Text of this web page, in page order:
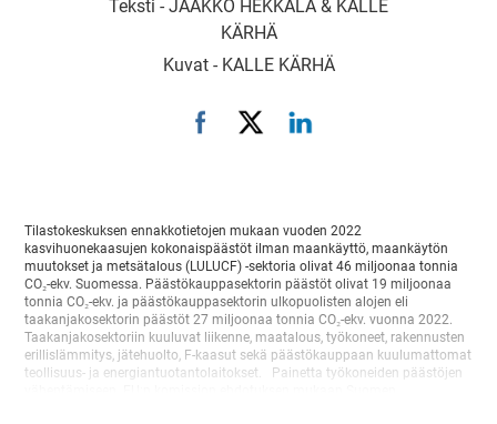
Teksti - JAAKKO HEKKALA & KALLE
KÄRHÄ
Kuvat - KALLE KÄRHÄ
Tilastokeskuksen ennakkotietojen mukaan vuoden 2022
kasvihuonekaasujen kokonaispäästöt ilman maankäyttö, maankäytön
muutokset ja metsätalous (LULUCF) -sektoria olivat 46 miljoonaa tonnia
CO₂-ekv. Suomessa. Päästökauppasektorin päästöt olivat 19 miljoonaa
tonnia CO₂-ekv. ja päästökauppasektorin ulkopuolisten alojen eli
taakanjakosektorin päästöt 27 miljoonaa tonnia CO₂-ekv. vuonna 2022.
Taakanjakosektoriin kuuluvat liikenne, maatalous, työkoneet, rakennusten
erillislämmitys, jätehuolto, F-kaasut sekä päästökauppaan kuulumattomat
teollisuus- ja energiantuotantolaitokset. Painetta työkoneiden päästöjen